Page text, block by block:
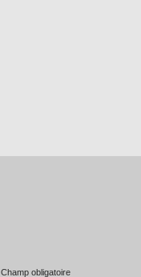
Champ obligatoire